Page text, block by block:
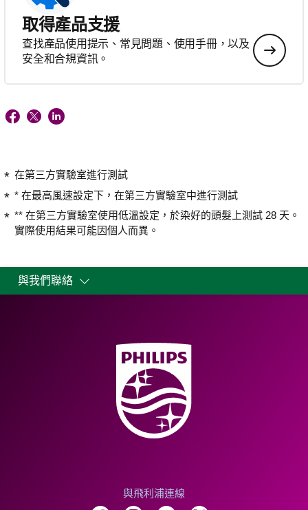
取得產品支援
查找產品使用提示、常見問題、使用手冊，以及
安全和合規資訊。
在第三方實驗室進行測試
* 在最高風速設定下，在第三方實驗室中進行測試
** 在第三方實驗室使用低溫設定，於染好的頭髮上測試 28 天。
實際使用結果可能因個人而異。
與我們聯絡
與飛利浦連線